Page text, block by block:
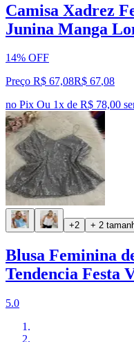
Camisa Xadrez
Junina Manga
14% OFF
Preço R$ 67,08R$ 67,08
no Pix Ou 1x de R$ 78,00
+2 + 2
Blusa Feminina
Tendencia Festa
5.0